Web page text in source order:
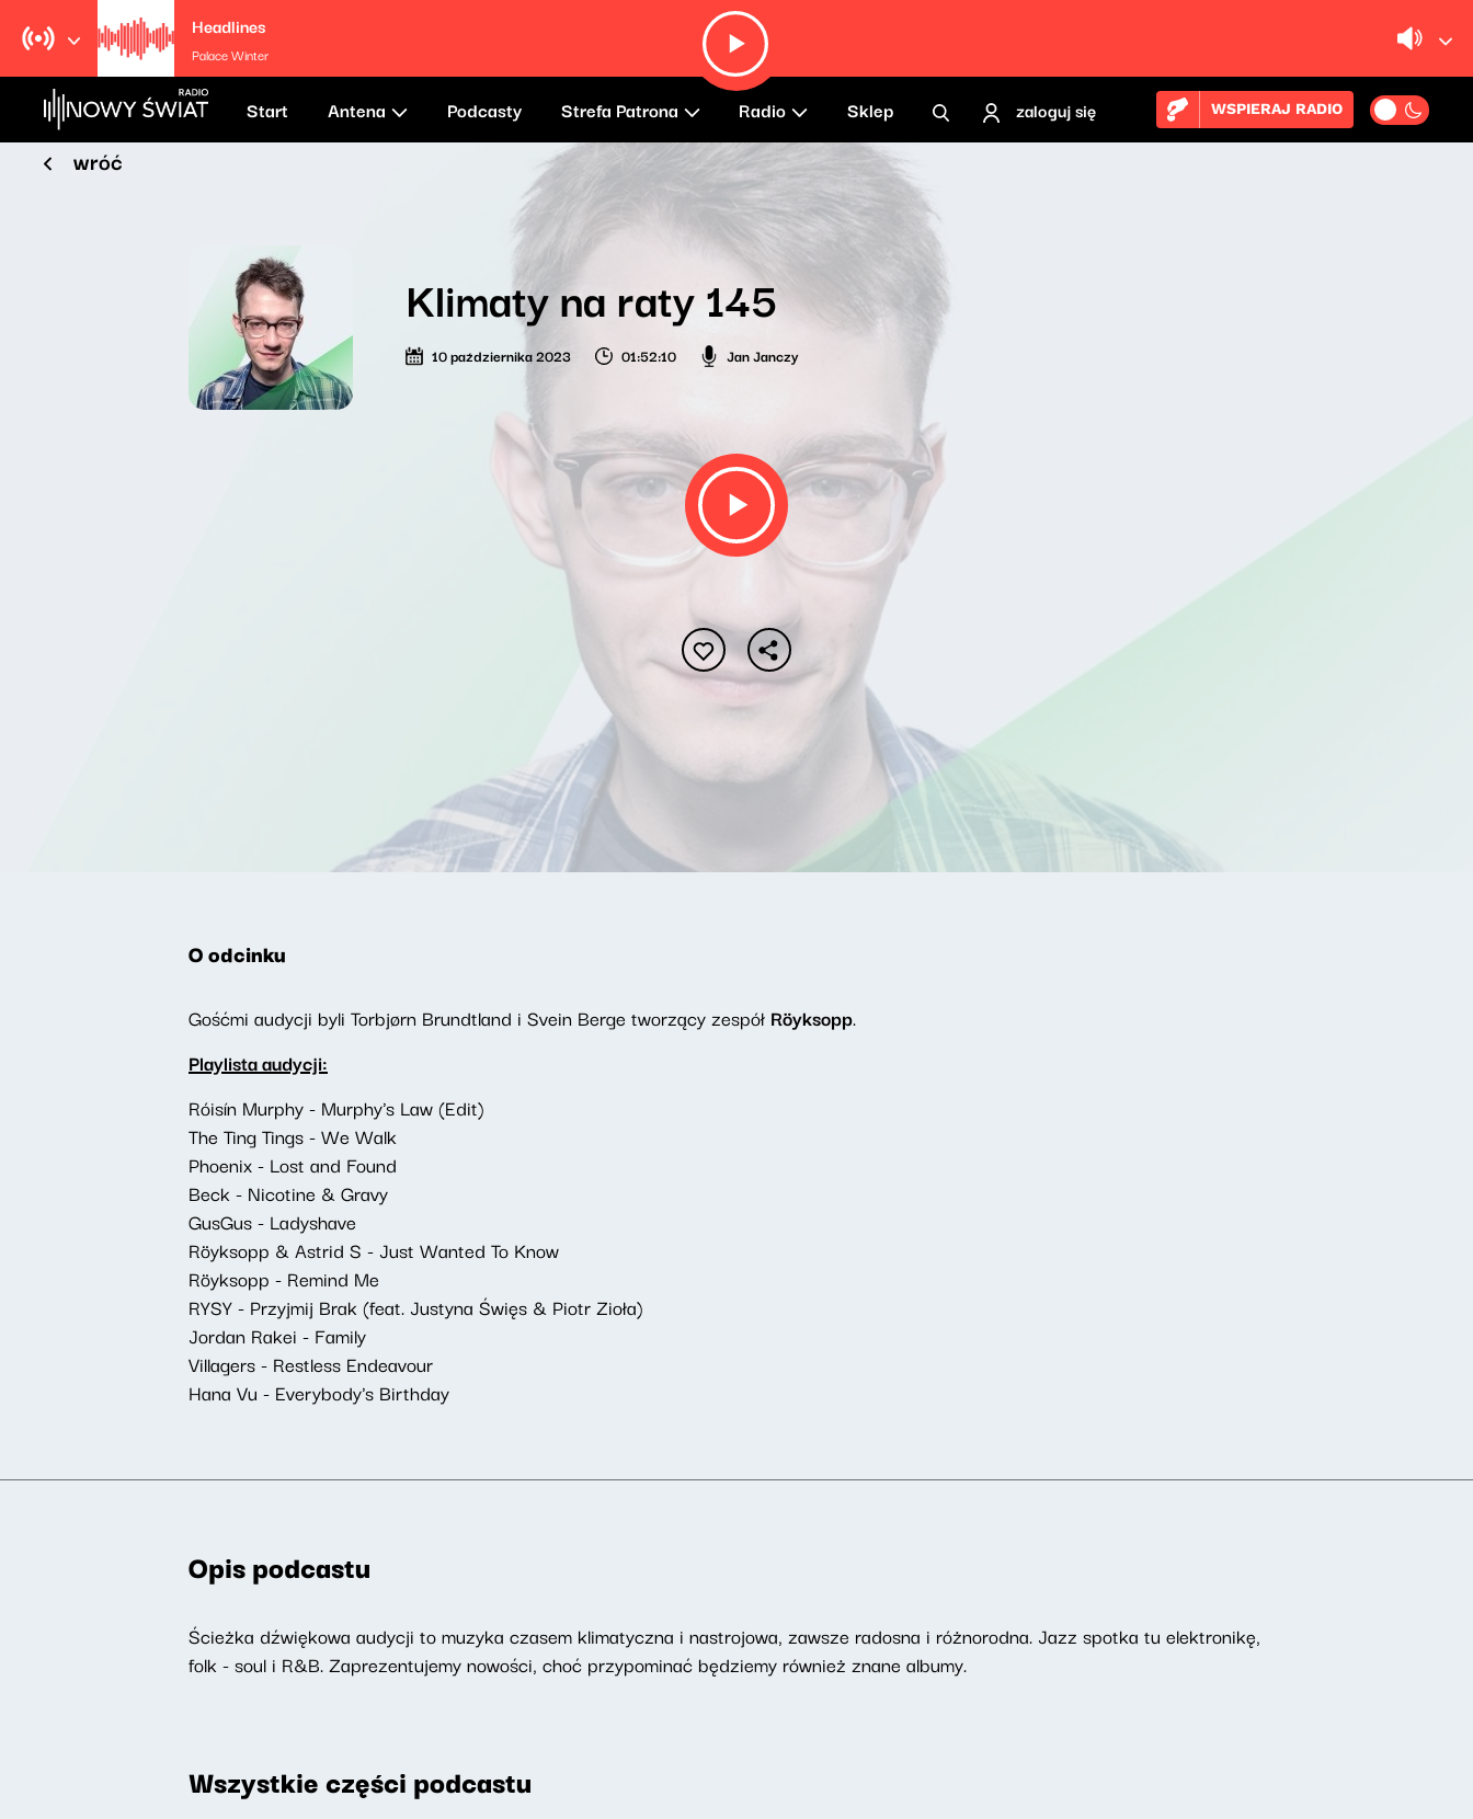
Headlines
Palace Winter
Start Antena Podcasty Strefa Patrona Radio Sklep zaloguj się WSPIERAJ RADIO
wróć
Klimaty na raty 145
10 października 2023 01:52:10 Jan Janczy
O odcinku
Gośćmi audycji byli Torbjørn Brundtland i Svein Berge tworzący zespół Röyksopp.
Playlista audycji:
Róisín Murphy - Murphy's Law (Edit)
The Ting Tings - We Walk
Phoenix - Lost and Found
Beck - Nicotine & Gravy
GusGus - Ladyshave
Röyksopp & Astrid S - Just Wanted To Know
Röyksopp - Remind Me
RYSY - Przyjmij Brak (feat. Justyna Święs & Piotr Zioła)
Jordan Rakei - Family
Villagers - Restless Endeavour
Hana Vu - Everybody's Birthday
Opis podcastu
Ścieżka dźwiękowa audycji to muzyka czasem klimatyczna i nastrojowa, zawsze radosna i różnorodna. Jazz spotka tu elektronikę,
folk - soul i R&B. Zaprezentujemy nowości, choć przypominać będziemy również znane albumy.
Wszystkie części podcastu